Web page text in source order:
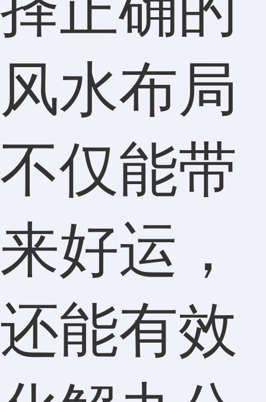
风水布局
不仅能带
来好运，
还能有效